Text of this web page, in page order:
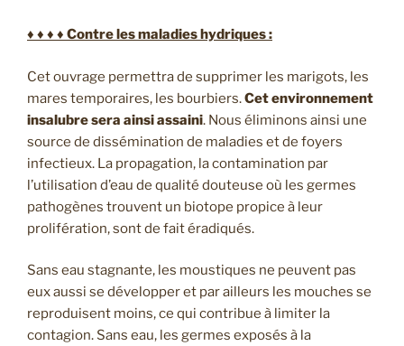
♦ ♦ ♦ ♦ Contre les maladies hydriques :
Cet ouvrage permettra de supprimer les marigots, les
mares temporaires, les bourbiers.Cet environnement
insalubre sera ainsi assaini. Nous éliminons ainsi une
source de dissémination de maladies et de foyers
infectieux. La propagation, la contamination par
l’utilisation d’eau de qualité douteuse où les germes
pathogènes trouvent un biotope propice à leur
prolifération, sont de fait éradiqués.
Sans eau stagnante, les moustiques ne peuvent pas
eux aussi se développer et par ailleurs les mouches se
reproduisent moins, ce qui contribue à limiter la
contagion. Sans eau, les germes exposés à la